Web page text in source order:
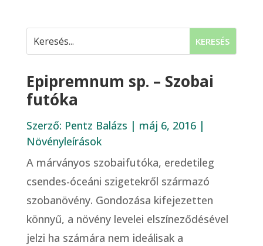
Epipremnum sp. – Szobai
futóka
Szerző: Pentz Balázs | máj 6, 2016|
Növényleírások
A márványos szobaifutóka, eredetileg
csendes-óceáni szigetekről származó
szobanövény. Gondozása kifejezetten
könnyű, a növény levelei elszíneződésével
jelzi ha számára nem ideálisak a